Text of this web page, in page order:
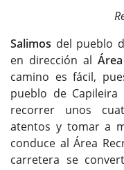
Salimos del pueblo
en dirección al
camino es fácil,
pueblo de
recorrer unos
atentos y tomar a
conduce al Área
carretera se